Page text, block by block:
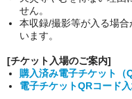
せん。
本収録/撮影等が入る場
います。
[チケット入場のご案内]
購入済み電子チケット（
電子チケットQRコード